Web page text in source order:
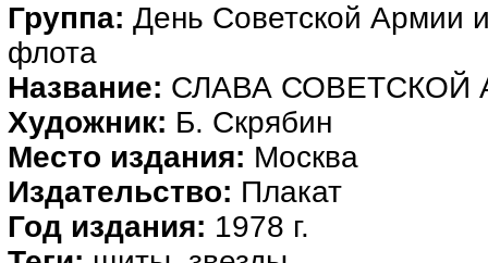
Группа: День Советской Армии
флота
Название: СЛАВА СОВЕТСКОЙ
Художник: Б. Скрябин
Место издания: Москва
Издательство: Плакат
Год издания: 1978 г.